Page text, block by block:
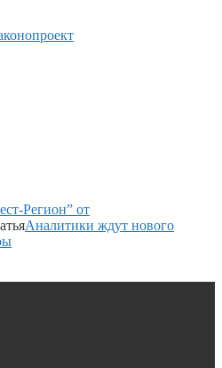
Регион” от
Аналитики ждут нового